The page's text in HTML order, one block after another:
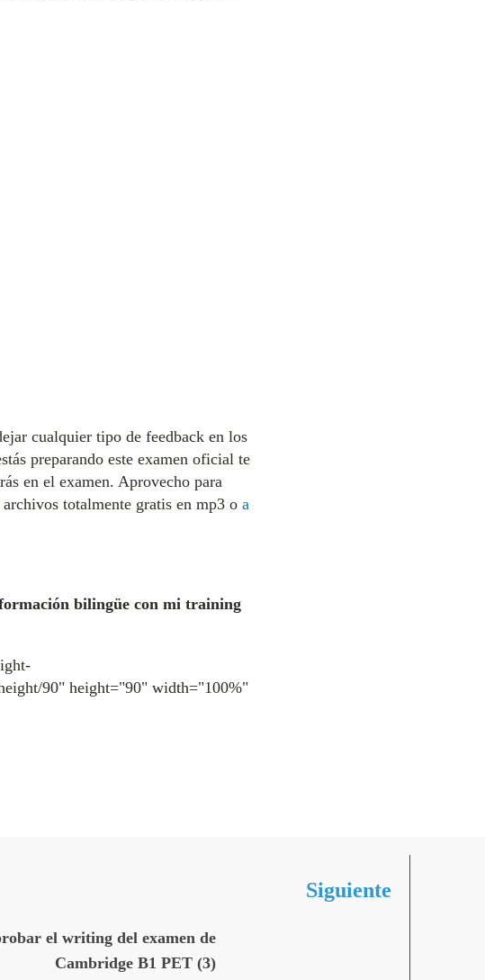
cualquier tipo de feedback en los
preparando este examen oficial te
en el examen. Aprovecho para
totalmente gratis en mp3 o a
bilingüe con mi training
90" height="90" width="100%"
Siguiente
el writing del examen de
Cambridge B1 PET (3)